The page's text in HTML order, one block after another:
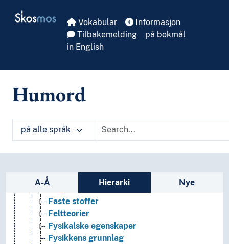
Skosmos Vokabular
Informasjon
Tilbakemelding
på bokmål
in English
Humord
på alle språk
Sidefelt: navigér i vokabularet
A-Å Hierarki Nye
Fysikk
Adsorpsjon
Akustikk
Anvendt fysikk
Bevaringslover (Fysikk)
Bevegelse
Bølger
Eksperimentalfysikk
Elektrisitet
Faste stoffer
Feltteorier
Fysikalske egenskaper
Fysikkens grunnlag